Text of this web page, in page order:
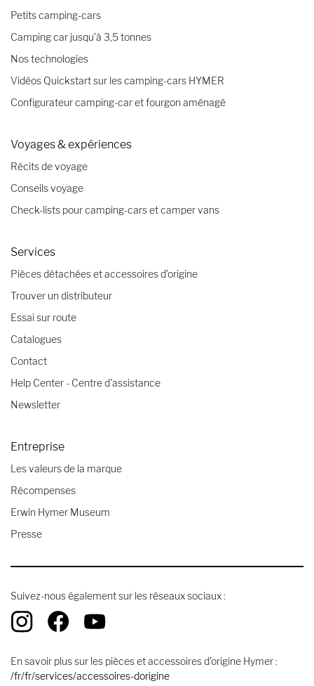
Petits camping-cars
Camping car jusqu’à 3,5 tonnes
Nos technologies
Vidéos Quickstart sur les camping-cars HYMER
Configurateur camping-car et fourgon aménagé
Voyages & expériences
Récits de voyage
Conseils voyage
Check-lists pour camping-cars et camper vans
Services
Pièces détachées et accessoires d’origine
Trouver un distributeur
Essai sur route
Catalogues
Contact
Help Center - Centre d'assistance
Newsletter
Entreprise
Les valeurs de la marque
Récompenses
Erwin Hymer Museum
Presse
Suivez-nous également sur les réseaux sociaux :
En savoir plus sur les pièces et accessoires d'origine Hymer :
/fr/fr/services/accessoires-dorigine